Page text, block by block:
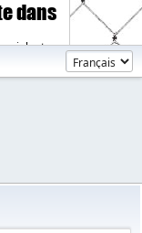
dans
violents.